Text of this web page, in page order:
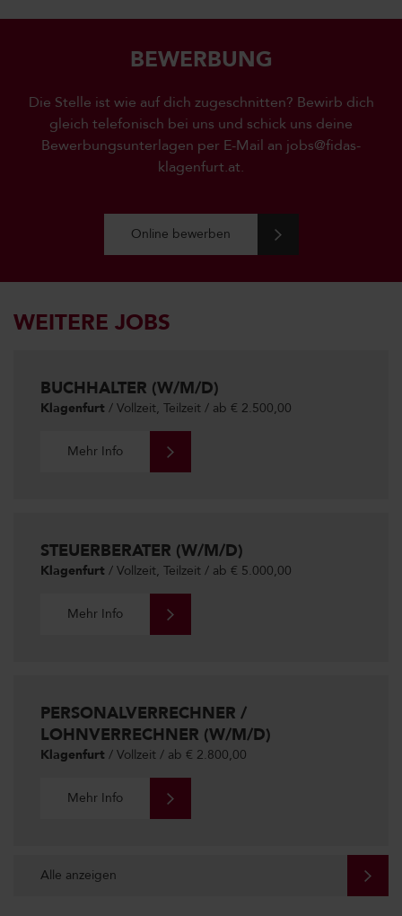
BEWERBUNG
Die Stelle ist wie auf dich zugeschnitten? Bewirb dich
gleich telefonisch bei uns und schick uns deine
Bewerbungsunterlagen per E-Mail an jobs@fidas-
klagenfurt.at.
Online bewerben
WEITERE JOBS
BUCHHALTER (W/M/D)
Klagenfurt / Vollzeit, Teilzeit / ab € 2.500,00
Mehr Info
STEUERBERATER (W/M/D)
Klagenfurt / Vollzeit, Teilzeit / ab € 5.000,00
Mehr Info
PERSONALVERRECHNER /
LOHNVERRECHNER (W/M/D)
Klagenfurt / Vollzeit / ab € 2.800,00
Mehr Info
Alle anzeigen